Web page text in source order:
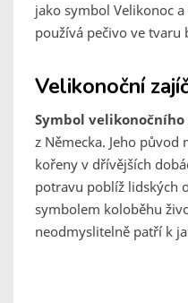
jako symbol Velikonoc
používá pečivo ve tvaru
Velikonoční
Symbol velikonočního
z Německa. Jeho původ
kořeny v dřívějších
potravu poblíž lidských
symbolem koloběhu
neodmyslitelně patří k